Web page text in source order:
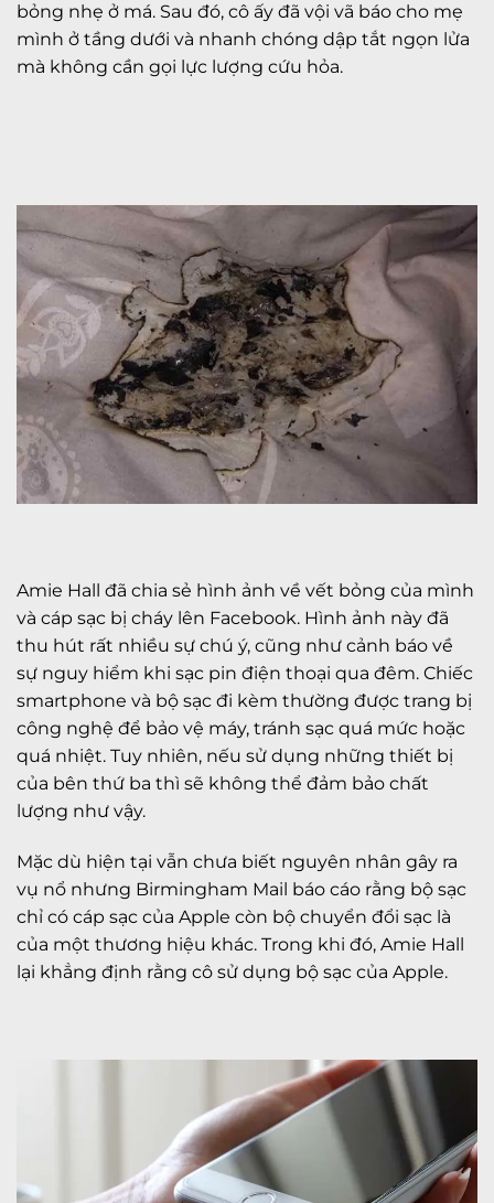
bỏng nhẹ ở má. Sau đó, cô ấy đã vội vã báo cho mẹ
mình ở tầng dưới và nhanh chóng dập tắt ngọn lửa
mà không cần gọi lực lượng cứu hỏa.
Amie Hall đã chia sẻ hình ảnh về vết bỏng của mình
và cáp sạc bị cháy lên Facebook. Hình ảnh này đã
thu hút rất nhiều sự chú ý, cũng như cảnh báo về
sự nguy hiểm khi sạc pin điện thoại qua đêm. Chiếc
smartphone và bộ sạc đi kèm thường được trang bị
công nghệ để bảo vệ máy, tránh sạc quá mức hoặc
quá nhiệt. Tuy nhiên, nếu sử dụng những thiết bị
của bên thứ ba thì sẽ không thể đảm bảo chất
lượng như vậy.
Mặc dù hiện tại vẫn chưa biết nguyên nhân gây ra
vụ nổ nhưng Birmingham Mail báo cáo rằng bộ sạc
chỉ có cáp sạc của Apple còn bộ chuyển đổi sạc là
của một thương hiệu khác. Trong khi đó, Amie Hall
lại khẳng định rằng cô sử dụng bộ sạc của Apple.